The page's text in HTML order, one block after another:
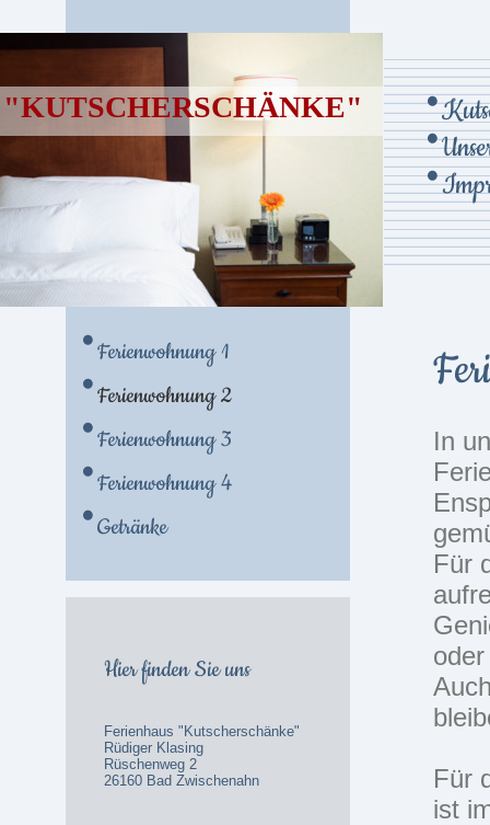
"KUTSCHERSCHÄNKE"
Ferienwohnung 1
Ferienwohnung 2
Ferienwohnung 3
Ferienwohnung 4
Getränke
Hier finden Sie uns
Ferienhaus "Kutscherschänke"
Rüdiger Klasing
Rüschenweg 2
26160 Bad Zwischenahn
In
Für
Für
ist